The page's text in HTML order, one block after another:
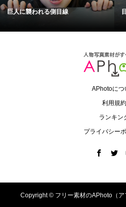
巨人に襲われる側目線
APhotoにつ
利用規約
ランキン
プライバシー
Copyright © フリー素材のAPhoto（